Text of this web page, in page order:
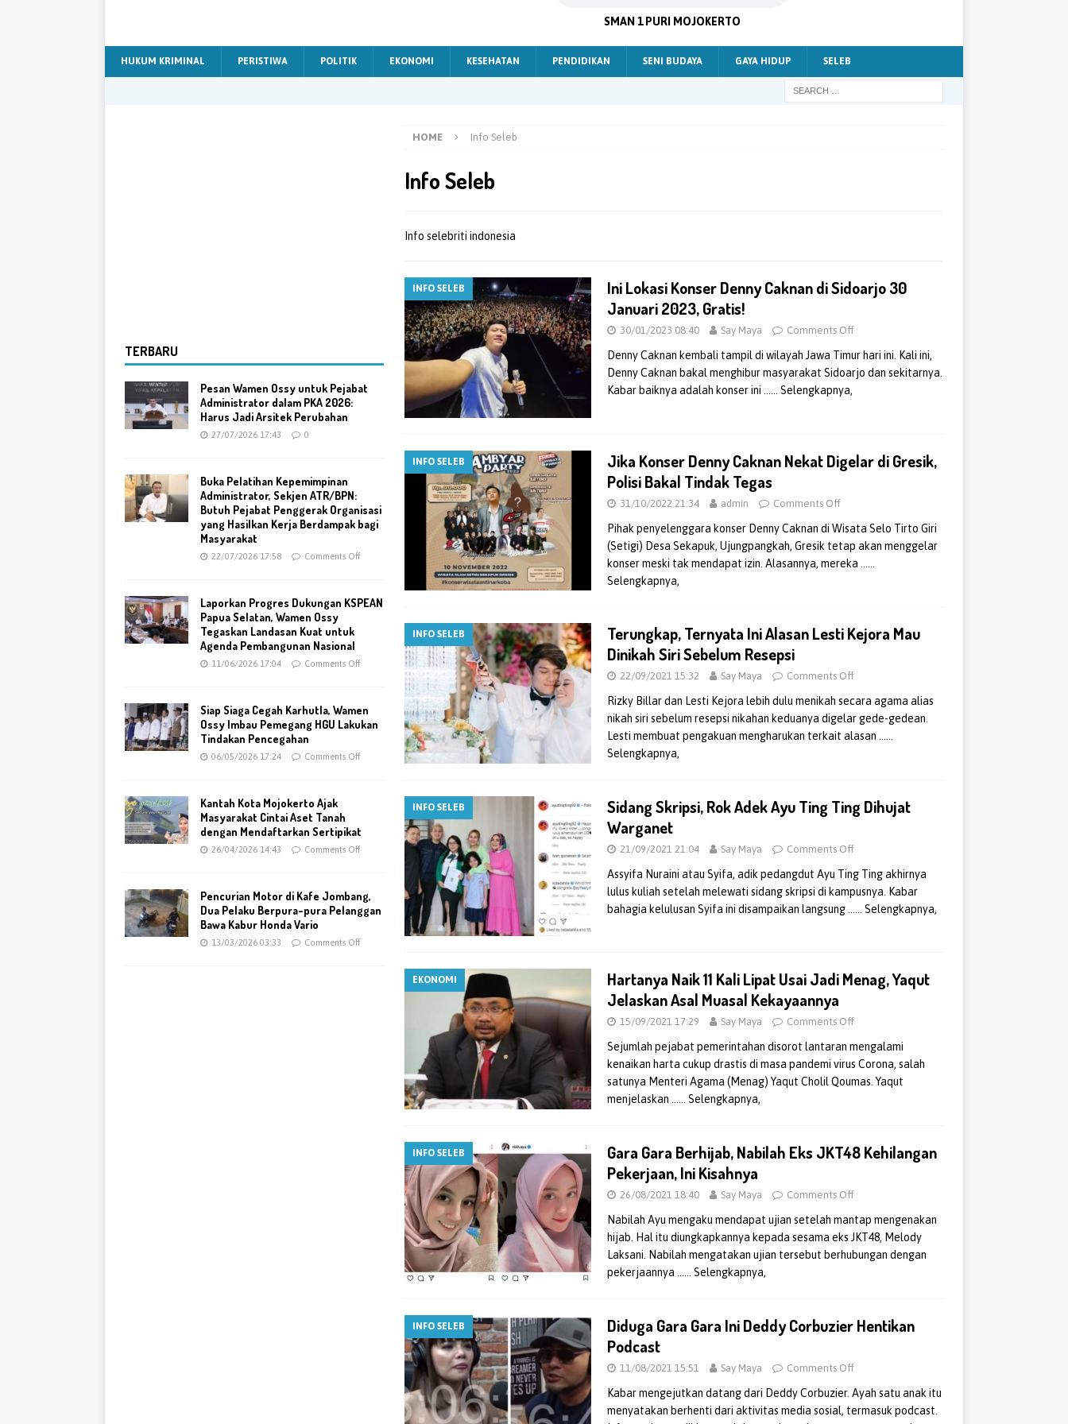
SMAN 1 PURI MOJOKERTO
HUKUM KRIMINAL PERISTIWA POLITIK EKONOMI KESEHATAN PENDIDIKAN SENI BUDAYA GAYA HIDUP SELEB
HOME Info Seleb
Info Seleb
Info selebriti indonesia
INFO SELEB
Ini Lokasi Konser Denny Caknan di Sidoarjo 30
Januari 2023, Gratis!
30/01/2023 08:40 Say Maya Comments Off
Denny Caknan kembali tampil di wilayah Jawa Timur hari ini. Kali ini,
Denny Caknan bakal menghibur masyarakat Sidoarjo dan sekitarnya.
Kabar baiknya adalah konser ini
…… Selengkapnya,
INFO SELEB
Jika Konser Denny Caknan Nekat Digelar di Gresik,
Polisi Bakal Tindak Tegas
31/10/2022 21:34 admin Comments Off
Pihak penyelenggara konser Denny Caknan di Wisata Selo Tirto Giri
(Setigi) Desa Sekapuk, Ujungpangkah, Gresik tetap akan menggelar
konser meski tak mendapat izin. Alasannya, mereka
Selengkapnya,
INFO SELEB
Terungkap, Ternyata Ini Alasan Lesti Kejora Mau
Dinikah Siri Sebelum Resepsi
22/09/2021 15:32 Say Maya Comments Off
Rizky Billar dan Lesti Kejora lebih dulu menikah secara agama alias
nikah siri sebelum resepsi nikahan keduanya digelar gede-gedean.
Lesti membuat pengakuan mengharukan terkait alasan ……
Selengkapnya,
INFO SELEB
Sidang Skripsi, Rok Adek Ayu Ting Ting Dihujat
Warganet
21/09/2021 21:04 Say Maya Comments Off
Assyifa Nuraini atau Syifa, adik pedangdut Ayu Ting Ting akhirnya
lulus kuliah setelah melewati sidang skripsi di kampusnya. Kabar
bahagia kelulusan Syifa ini disampaikan langsung
…… Selengkapnya,
EKONOMI
Hartanya Naik 11 Kali Lipat Usai Jadi Menag, Yaqut
Jelaskan Asal Muasal Kekayaannya
15/09/2021 17:29 Say Maya Comments Off
Sejumlah pejabat pemerintahan disorot lantaran mengalami
kenaikan harta cukup drastis di masa pandemi virus Corona, salah
satunya Menteri Agama (Menag) Yaqut Cholil Qoumas. Yaqut
menjelaskan …… Selengkapnya,
INFO SELEB
Gara Gara Berhijab, Nabilah Eks JKT48 Kehilangan
Pekerjaan, Ini Kisahnya
26/08/2021 18:40 Say Maya Comments Off
Nabilah Ayu mengaku mendapat ujian setelah mantap mengenakan
hijab. Hal itu diungkapkannya kepada sesama eks JKT48, Melody
Laksani. Nabilah mengatakan ujian tersebut berhubungan dengan
pekerjaannya
…… Selengkapnya,
INFO SELEB
Diduga Gara Gara Ini Deddy Corbuzier Hentikan
Podcast
11/08/2021 15:51 Say Maya Comments Off
Kabar mengejutkan datang dari Deddy Corbuzier. Ayah satu anak itu
menyatakan berhenti dari aktivitas media sosial, termasuk podcast.
TERBARU
Pesan Wamen Ossy untuk Pejabat
Administrator dalam PKA 2026:
Harus Jadi Arsitek Perubahan
27/07/2026 17:43 0
Buka Pelatihan Kepemimpinan
Administrator, Sekjen ATR/BPN:
Butuh Pejabat Penggerak Organisasi
yang Hasilkan Kerja Berdampak bagi
Masyarakat
22/07/2026 17:58 Comments Off
Laporkan Progres Dukungan KSPEAN
Papua Selatan, Wamen Ossy
Tegaskan Landasan Kuat untuk
Agenda Pembangunan Nasional
11/06/2026 17:04 Comments Off
Siap Siaga Cegah Karhutla, Wamen
Ossy Imbau Pemegang HGU Lakukan
Tindakan Pencegahan
06/05/2026 17:24 Comments Off
Kantah Kota Mojokerto Ajak
Masyarakat Cintai Aset Tanah
dengan Mendaftarkan Sertipikat
26/04/2026 14:43 Comments Off
Pencurian Motor di Kafe Jombang,
Dua Pelaku Berpura-pura Pelanggan
Bawa Kabur Honda Vario
13/03/2026 03:33 Comments Off